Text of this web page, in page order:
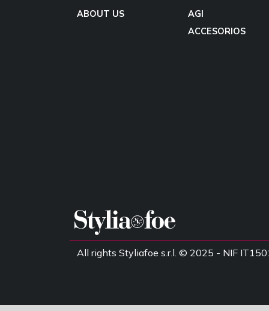
ABOUT US
AGI
ACCESORIOS
All rights Styliafoe s.r.l. © 2025 - NIF